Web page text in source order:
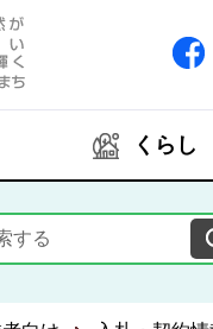
くらし